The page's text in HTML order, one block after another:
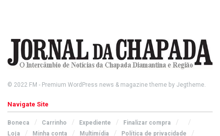
© 2022 FM - Premium WordPress news & magazine theme by Jegtheme.
Navigate Site
Boneca Carrinho Expediente
Finalizar compra
Loja
Minha conta Multimídia Política de privacidade